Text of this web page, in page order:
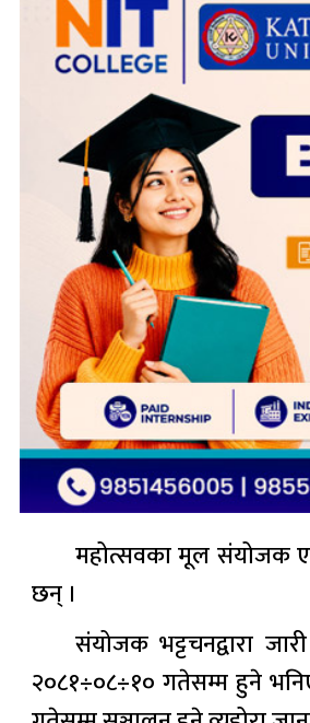
महोत्सवका मूल संयोजक
छन् ।
संयोजक भट्टचनद्वारा
२०८१÷०८÷१० गतेसम्म हुने